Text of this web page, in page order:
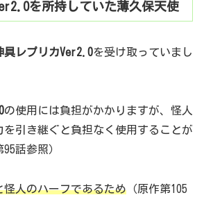
を所持していた薄久保天使
具レプリカVer2.0を受け取っていまし
の使用には負担がかかりますが、怪人
引き継ぐと負担なく使用することが
話参照）
怪人のハーフであるため （原作第105